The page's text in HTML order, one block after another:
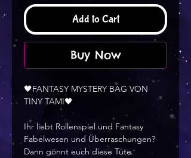
Add to Cart
Buy Now
🖤FANTASY MYSTERY BAG VON
TINY TAMI🖤
Ihr liebt Rollenspiel und Fantasy
Fabelwesen und Überraschungen?
Dann gönnt euch diese Tüte